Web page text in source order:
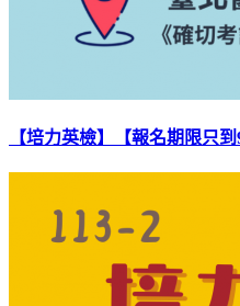
【培力英檢】【報名期限只